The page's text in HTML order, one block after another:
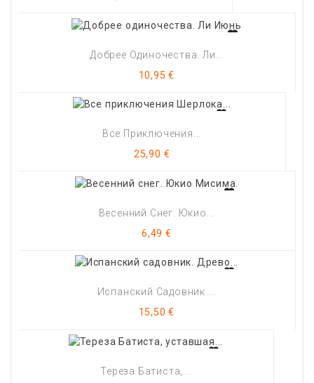
Добрее Одиночества. Ли...
Цена
10,95 €
Все Приключения...
Цена
25,90 €
Весенний Снег. Юкио...
Цена
6,49 €
Испанский Садовник....
Цена
15,50 €
Тереза Батиста,...